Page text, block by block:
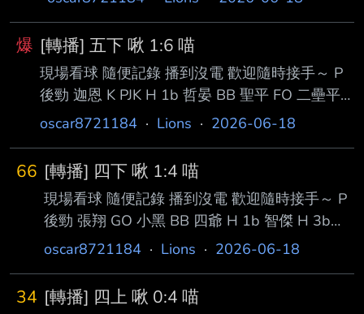
爆 [轉播] 五下 啾 1:6 喵
現場看球 隨便記錄 播到沒電 歡迎隨時接手～ P
後勁 迦恩 K PJK H 1b 哲晏 BB 聖平 FO 二壘平
飛 傳二壘抓到跑者 喵喵提出挑戰 二壘判決 挑戰
去買晚餐休息一下：） --
oscar8721184 · Lions · 2026-06-18
66 [轉播] 四下 啾 1:4 喵
現場看球 隨便記錄 播到沒電 歡迎隨時接手～ P
後勁 張翔 GO 小黑 BB 四爺 H 1b 智傑 H 3b
2RBI 台鋼提出挑戰三壘判決 挑戰失敗 維持原判
oscar8721184 · Lions · 2026-06-18
34 [轉播] 四上 啾 0:4 喵